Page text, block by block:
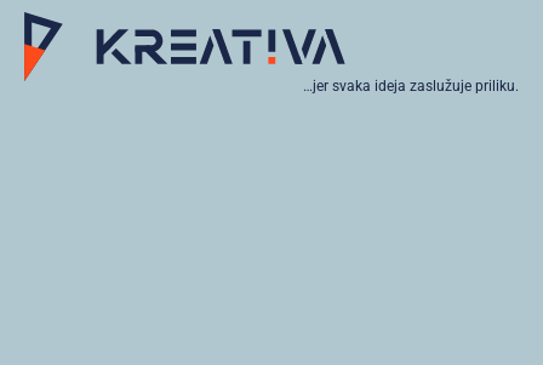
…jer svaka ideja zaslužuje priliku.